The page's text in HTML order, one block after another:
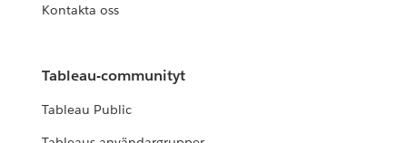
Kontakta oss
Tableau-communityt
Tableau Public